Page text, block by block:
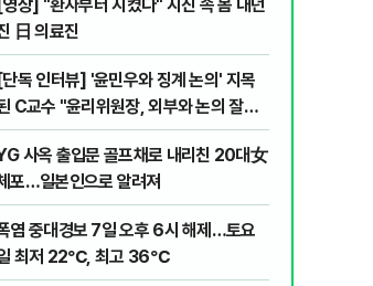
日 의료진
독 인터뷰] '윤민우와 징계 논의' 지목
C교수 "윤리위원장, 외부와 논의 잘못
행위"
사옥 출입문 골프채로 내리친 20대女
포…일본인으로 알려져
염 중대경보 7일 오후 6시 해제…토요
최저 22℃, 최고 36℃